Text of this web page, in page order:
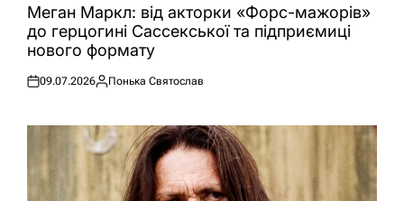
УМеган Маркл: від акторки «Форс-мажорів»
до герцогині Сассекської та підприємиці
нового формату
Оприлюднено
09.07.2026
Опубліковано
Понька Святослав